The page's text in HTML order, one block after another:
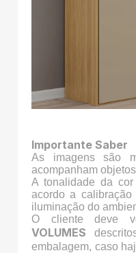
Importante Saber
As imagens são
acompanham
A tonalidade da
acordo a
iluminação do
O cliente deve
VOLUMES
embalagem, caso